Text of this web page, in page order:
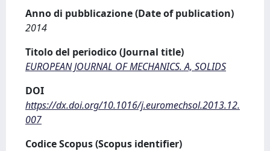
Anno di pubblicazione (Date of publication)
2014
Titolo del periodico (Journal title)
EUROPEAN JOURNAL OF MECHANICS. A, SOLIDS
DOI
https://dx.doi.org/10.1016/j.euromechsol.2013.12.
007
Codice Scopus (Scopus identifier)